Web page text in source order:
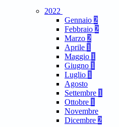
2022
Gennaio 2
Febbraio 2
Marzo 2
Aprile 1
Maggio 1
Giugno 1
Luglio 1
Agosto
Settembre 1
Ottobre 1
Novembre
Dicembre 2